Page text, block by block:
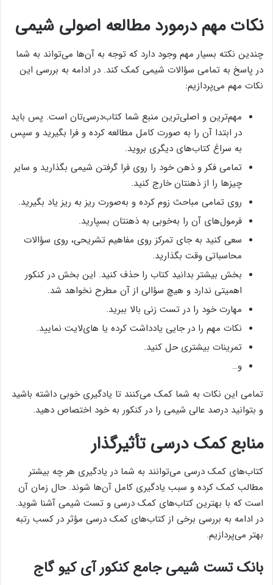
نکات مهم درمورد مطالعه اصولی شیمی
چندین نکته بسیار مهم وجود دارد که توجه به آن‌ها می‌تواند به شما
در پاسخ به‌ تمامی سؤالات شیمی کمک کند. در ادامه به بررسی این
نکات مهم می‌پردازیم:
مهم‌ترین و اصلی‌ترین منبع شما کتاب‌درسی‌تان است. پس باید
در ابتدا آن را به‌ صورت کامل مطالعه کرده و فرا بگیرید و سپس
به سراغ کتاب‌های دیگری بروید.
تمامی فکر و ذهن خود را روی فرا گرفتن شیمی بگذارید و سایر
چیزها را از ذهنتان خارج کنید.
روی تمامی مباحث زوم کرده و به‌صورت ریز به‌ ریز یاد بگیرید.
فرمول‌های آن‌ را به‌خوبی به ذهنتان بسپارید.
سعی کنید به‌ جای تمرکز روی مفاهیم تشریحی، روی سؤالات
محاسباتی وقت بگذارید.
بخش بیشتر بدانید کتاب را حذف کنید. این بخش در کنکور
اهمیتی ندارد و هیچ سؤالی از آن مطرح نخواهد شد.
مهارت خود را در تست ‌زنی بالا ببرید.
نکات مهم را در جایی یادداشت کرده یا های‌لایت نمایید.
تمرینات بیشتری حل کنید.
و…
تمامی این نکات به شما کمک می‌کنند تا یادگیری خوبی داشته باشید
و بتوانید درصد عالی شیمی را در کنکور به خود اختصاص دهید.
منابع کمک درسی تأثیرگذار
کتاب‌های کمک درسی می‌توانند به شما در یادگیری هر چه بیشتر
مطالب کمک کرده و سبب یادگیری کامل آن‌ها شوند. حال زمان آن
است که با بهترین کتاب‌های کمک درسی و تست شیمی آشنا شوید.
در ادامه به بررسی برخی از کتاب‌های کمک درسی مؤثر در کسب رتبه
بهتر می‌پردازیم.
بانک تست شیمی جامع کنکور آی کیو گاج